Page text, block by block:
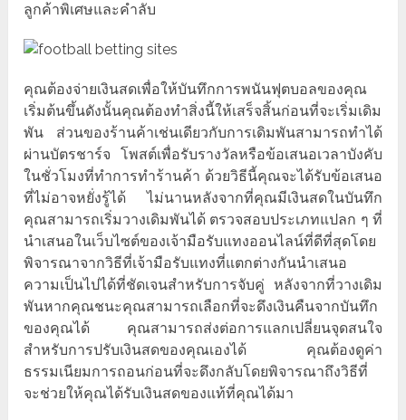
ลูกค้าพิเศษและคำลับ
คุณต้องจ่ายเงินสดเพื่อให้บันทึกการพนันฟุตบอลของคุณ
เริ่มต้นขึ้นดังนั้นคุณต้องทำสิ่งนี้ให้เสร็จสิ้นก่อนที่จะเริ่มเดิม
พัน ส่วนของร้านค้าเช่นเดียวกับการเดิมพันสามารถทำได้
ผ่านบัตรชาร์จ โพสต์เพื่อรับรางวัลหรือข้อเสนอเวลาบังคับ
ในชั่วโมงที่ทำการทำร้านค้า ด้วยวิธีนี้คุณจะได้รับข้อเสนอ
ที่ไม่อาจหยั่งรู้ได้ ไม่นานหลังจากที่คุณมีเงินสดในบันทึก
คุณสามารถเริ่มวางเดิมพันได้ ตรวจสอบประเภทแปลก ๆ ที่
นำเสนอในเว็บไซต์ของเจ้ามือรับแทงออนไลน์ที่ดีที่สุดโดย
พิจารณาจากวิธีที่เจ้ามือรับแทงที่แตกต่างกันนำเสนอ
ความเป็นไปได้ที่ชัดเจนสำหรับการจับคู่ หลังจากที่วางเดิม
พันหากคุณชนะคุณสามารถเลือกที่จะดึงเงินคืนจากบันทึก
ของคุณได้ คุณสามารถส่งต่อการแลกเปลี่ยนจุดสนใจ
สำหรับการปรับเงินสดของคุณเองได้ คุณต้องดูค่า
ธรรมเนียมการถอนก่อนที่จะดึงกลับโดยพิจารณาถึงวิธีที่
จะช่วยให้คุณได้รับเงินสดของแท้ที่คุณได้มา